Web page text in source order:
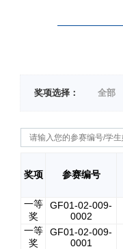
奖项选择： 全部
奖项 参赛编号
一等
奖
GF01-02-009-
0002
一等
奖
GF01-02-009-
0001